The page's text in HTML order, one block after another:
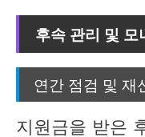
후속 관리 및 모
연간 점검 및 재
지원금을 받은